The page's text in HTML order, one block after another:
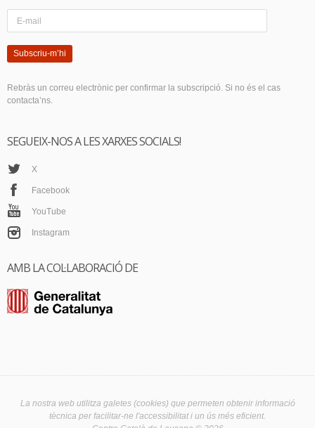
Subscriu-m’hi
Rebràs un correu electrònic per confirmar la subscripció. Si no és el cas
contacta’ns.
SEGUEIX-NOS A LES XARXES SOCIALS!
X
Facebook
YouTube
Instagram
AMB LA COL·LABORACIÓ DE
La nostra web utilitza galetes (cookies) que permeten obtenir informació
tècnica per facilitar-ne l'accessibilitat i un ús més eficient.